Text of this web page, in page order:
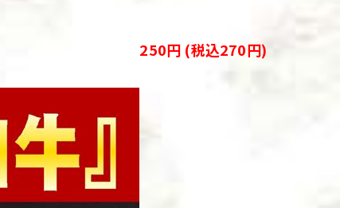
250円 (税込270円)